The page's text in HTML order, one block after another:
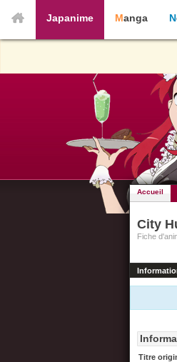
Japanime Manga
Accueil
City
Fiche
Titre